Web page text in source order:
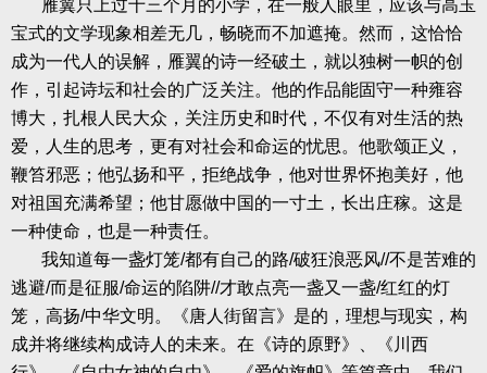
雁翼只上过十三个月的小学，在一般人眼里，应该与高玉
宝式的文学现象相差无几，畅晓而不加遮掩。然而，这恰恰
成为一代人的误解，雁翼的诗一经破土，就以独树一帜的创
作，引起诗坛和社会的广泛关注。他的作品能固守一种雍容
博大，扎根人民大众，关注历史和时代，不仅有对生活的热
爱，人生的思考，更有对社会和命运的忧思。他歌颂正义，
鞭笞邪恶；他弘扬和平，拒绝战争，他对世界怀抱美好，他
对祖国充满希望；他甘愿做中国的一寸土，长出庄稼。这是
一种使命，也是一种责任。
我知道每一盏灯笼/都有自己的路/破狂浪恶风//不是苦难的
逃避/而是征服/命运的陷阱//才敢点亮一盏又一盏/红红的灯
笼，高扬/中华文明。《唐人街留言》是的，理想与现实，构
成并将继续构成诗人的未来。在《诗的原野》、《川西